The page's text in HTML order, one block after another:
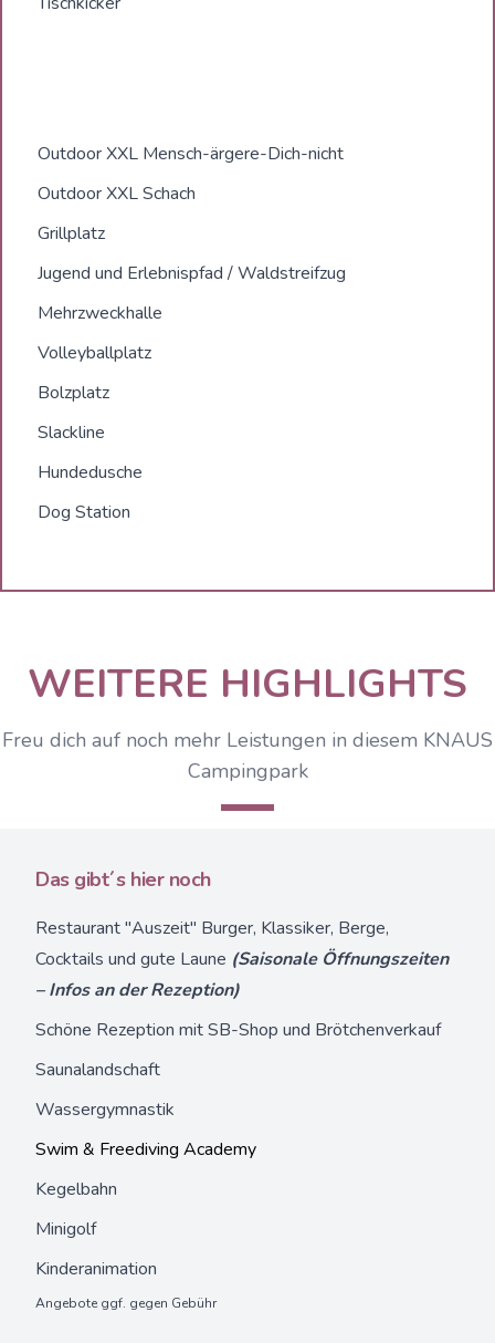
Outdoor XXL Mensch-ärgere-Dich-nicht
Outdoor XXL Schach
Grillplatz
Jugend und Erlebnispfad / Waldstreifzug
Mehrzweckhalle
Volleyballplatz
Bolzplatz
Slackline
Hundedusche
Dog Station
WEITERE HIGHLIGHTS
Freu dich auf noch mehr Leistungen in diesem KNAUS
Campingpark
Das gibt´s hier noch
Restaurant "Auszeit" Burger, Klassiker, Berge,
Cocktails und gute Laune (Saisonale Öffnungszeiten
– Infos an der Rezeption)
Schöne Rezeption mit SB-Shop und Brötchenverkauf
Saunalandschaft
Wassergymnastik
Swim & Freediving Academy
Kegelbahn
Minigolf
Kinderanimation
Angebote ggf. gegen Gebühr